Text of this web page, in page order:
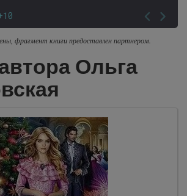
фрагмент книги предоставлен партнером.
Ольга